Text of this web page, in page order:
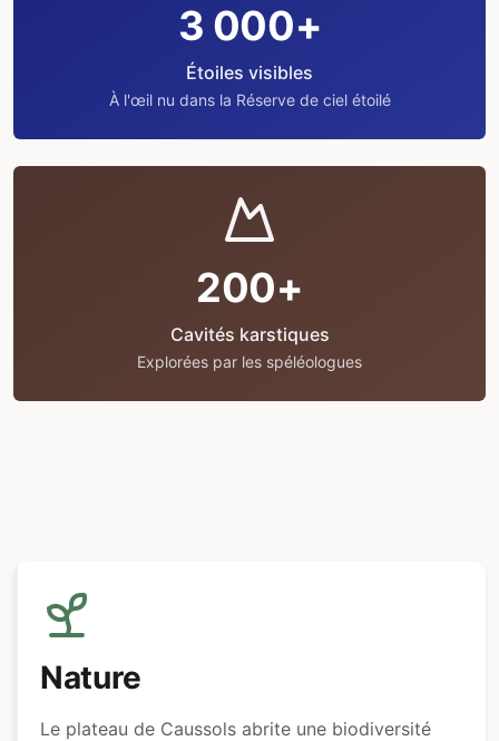
3 000+
Étoiles visibles
À l'œil nu dans la Réserve de ciel étoilé
200+
Cavités karstiques
Explorées par les spéléologues
Nature
Le plateau de Caussols abrite une biodiversité